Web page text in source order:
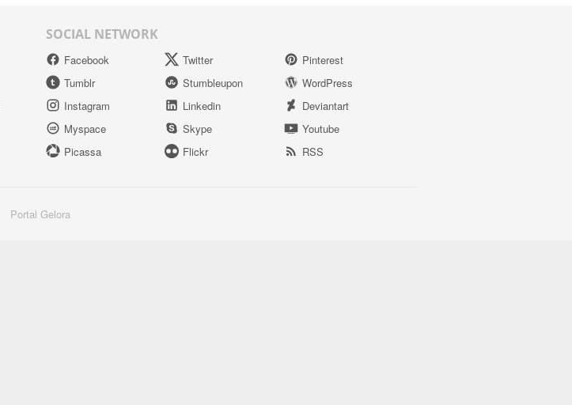
SOCIAL NETWORK
Facebook Twitter
Pinterest
Tumblr
Stumbleupon
WordPress
Instagram
Linkedin
Deviantart
Myspace
Skype
Youtube
Picassa
Flickr RSS
Portal Gelora